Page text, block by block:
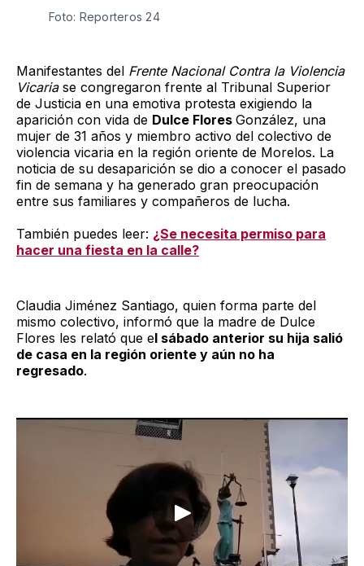
Foto: Reporteros 24
Manifestantes del Frente Nacional Contra la Violencia
Vicariase congregaron frente al Tribunal Superior
de Justicia en una emotiva protesta exigiendo la
aparición con vida de Dulce Flores González, una
mujer de 31 años y miembro activo del colectivo de
violencia vicaria en la región oriente de Morelos. La
noticia de su desaparición se dio a conocer el pasado
fin de semana y ha generado gran preocupación
entre sus familiares y compañeros de lucha.
También puedes leer: ¿Se necesita permiso para
hacer una fiesta en la calle?
Claudia Jiménez Santiago, quien forma parte del
mismo colectivo, informó que la madre de Dulce
Flores les relató que el sábado anterior su hija salió
de casa en la región oriente y aún no ha
regresado.